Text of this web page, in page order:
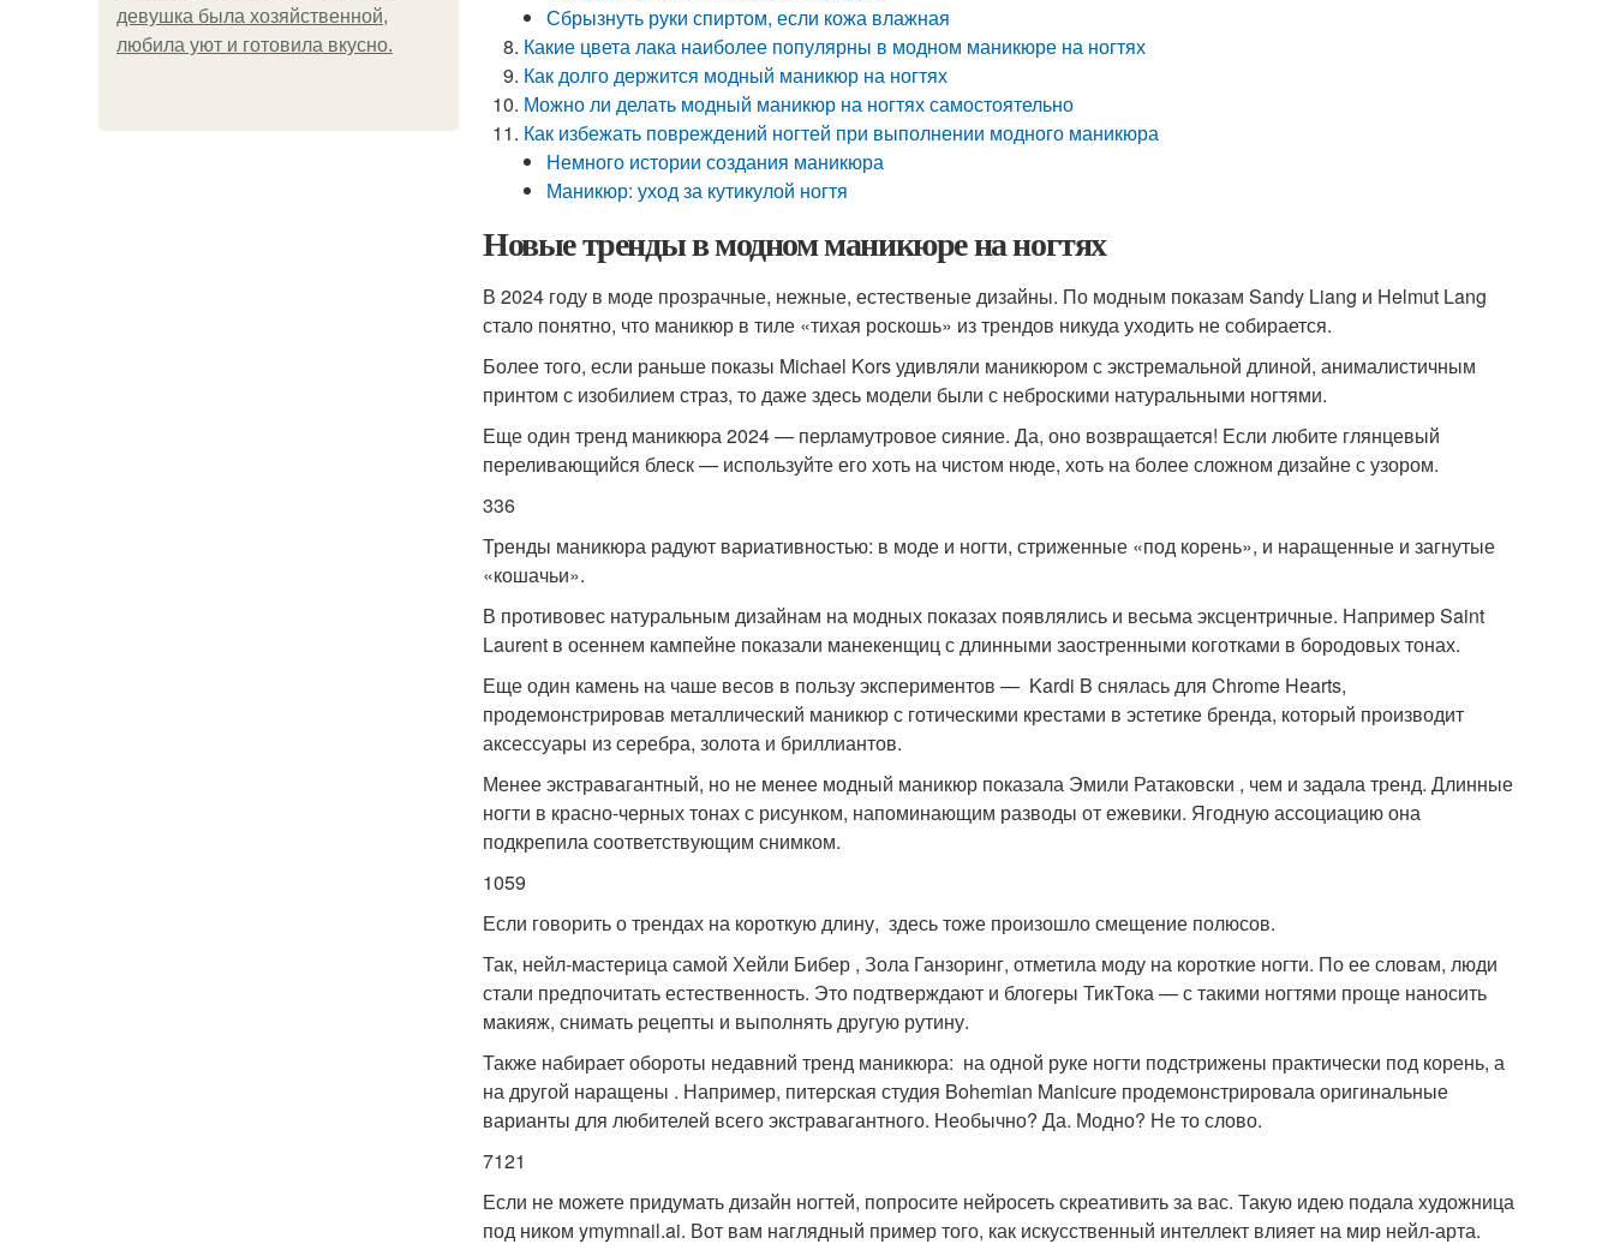
девушка была хозяйственной,
любила уют и готовила вкусно.
Сбрызнуть руки спиртом, если кожа влажная
Какие цвета лака наиболее популярны в модном маникюре на ногтях
Как долго держится модный маникюр на ногтях
Можно ли делать модный маникюр на ногтях самостоятельно
Как избежать повреждений ногтей при выполнении модного маникюра
Немного истории создания маникюра
Маникюр: уход за кутикулой ногтя
Новые тренды в модном маникюре на ногтях
В 2024 году в моде прозрачные, нежные, естественые дизайны. По модным показам Sandy Liang и Helmut Lang
стало понятно, что маникюр в тиле «тихая роскошь» из трендов никуда уходить не собирается.
Более того, если раньше показы Michael Kors удивляли маникюром с экстремальной длиной, анималистичным
принтом с изобилием страз, то даже здесь модели были с неброскими натуральными ногтями.
Еще один тренд маникюра 2024 — перламутровое сияние. Да, оно возвращается! Если любите глянцевый
переливающийся блеск — используйте его хоть на чистом нюде, хоть на более сложном дизайне с узором.
336
Тренды маникюра радуют вариативностью: в моде и ногти, стриженные «под корень», и наращенные и загнутые
«кошачьи».
В противовес натуральным дизайнам на модных показах появлялись и весьма эксцентричные. Например Saint
Laurent в осеннем кампейне показали манекенщиц с длинными заостренными коготками в бородовых тонах.
Еще один камень на чаше весов в пользу экспериментов — Kardi B снялась для Chrome Hearts,
продемонстрировав металлический маникюр с готическими крестами в эстетике бренда, который производит
аксессуары из серебра, золота и бриллиантов.
Менее экстравагантный, но не менее модный маникюр показала Эмили Ратаковски , чем и задала тренд. Длинные
ногти в красно-черных тонах с рисунком, напоминающим разводы от ежевики. Ягодную ассоциацию она
подкрепила соответствующим снимком.
1059
Если говорить о трендах на короткую длину, здесь тоже произошло смещение полюсов.
Так, нейл-мастерица самой Хейли Бибер , Зола Ганзоринг, отметила моду на короткие ногти. По ее словам, люди
стали предпочитать естественность. Это подтверждают и блогеры ТикТока — с такими ногтями проще наносить
макияж, снимать рецепты и выполнять другую рутину.
Также набирает обороты недавний тренд маникюра: на одной руке ногти подстрижены практически под корень, а
на другой наращены . Например, питерская студия Bohemian Manicure продемонстрировала оригинальные
варианты для любителей всего экстравагантного. Необычно? Да. Модно? Не то слово.
7121
Если не можете придумать дизайн ногтей, попросите нейросеть скреативить за вас. Такую идею подала художница
под ником ymymnail.ai. Вот вам наглядный пример того, как искусственный интеллект влияет на мир нейл-арта.